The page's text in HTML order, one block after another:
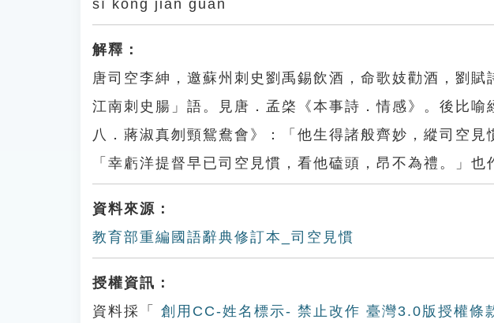
sī kōng jiàn guàn
解釋：
唐司空李紳，邀蘇州刺史劉禹錫飲酒，命歌妓勸酒，劉
江南刺史腸」語。見唐．孟棨《本事詩．情感》。後比
八．蔣淑真刎頸鴛鴦會》：「他生得諸般齊妙，縱司空
「幸虧洋提督早已司空見慣，看他磕頭，昂不為禮。」
資料來源：
教育部重編國語辭典修訂本_司空見慣
授權資訊：
資料採「
創用CC-姓名標示- 禁止改作 臺灣3.0版授權條